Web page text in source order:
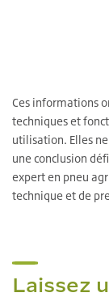
Ces informations
techniques et
utilisation. Elles
une conclusion
expert en pneu
technique et de
Laissez